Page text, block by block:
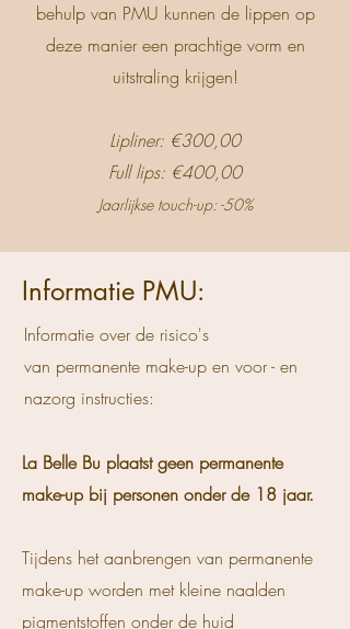
behulp van PMU kunnen de lippen op
deze manier een prachtige vorm en
uitstraling krijgen!
Lipliner: €300,00
Full lips: €400,00
Jaarlijkse touch-up: -50%
Informatie PMU:
Informatie over de risico's
van permanente make-up en voor - en
nazorg instructies:
La Belle Bu plaatst geen permanente
make-up bij personen onder de 18 jaar.
Tijdens het aanbrengen van permanente
make-up worden met kleine naalden
pigmentstoffen onder de huid